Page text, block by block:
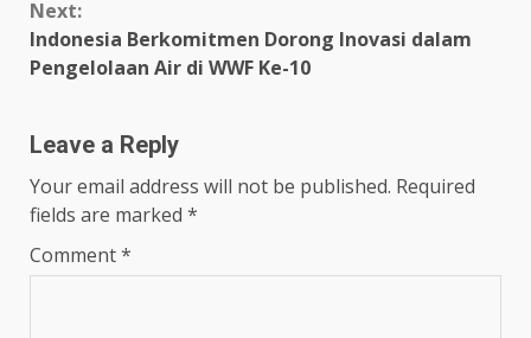
Next:
Indonesia Berkomitmen Dorong Inovasi dalam
Pengelolaan Air di WWF Ke-10
Leave a Reply
Your email address will not be published. Required
fields are marked *
Comment*